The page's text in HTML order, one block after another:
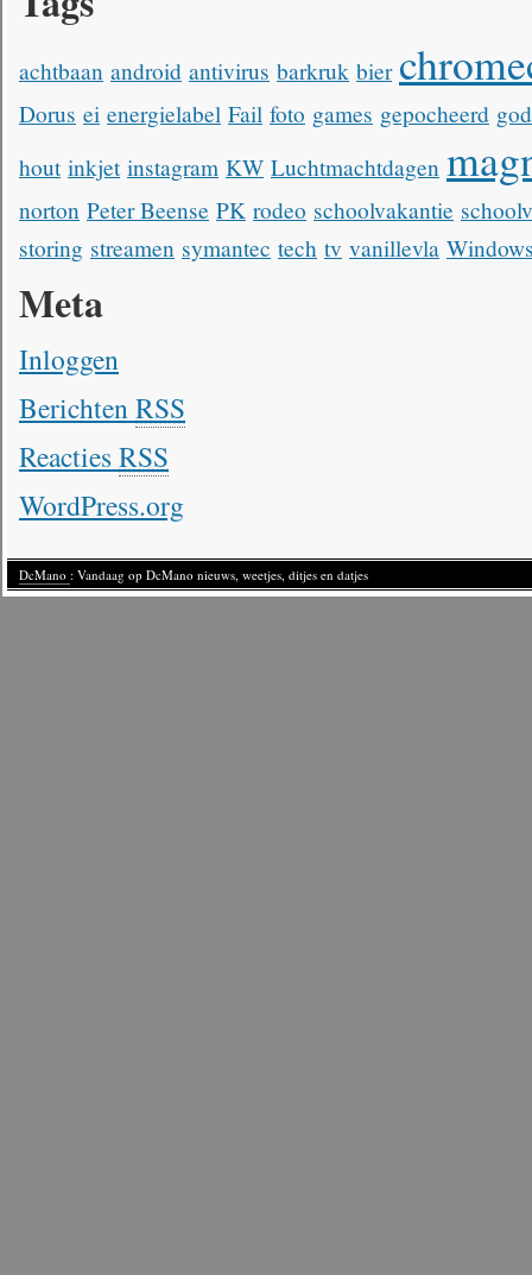
achtbaan android antivirus barkruk bier
Dorus ei energielabel Fail foto games gepocheerd
hout inkjet instagram KW Luchtmachtdagen
norton Peter Beense PK rodeo schoolvakantie
storing streamen symantec tech tv vanillevla
Meta
Inloggen
BerichtenRSS
Reacties RSS
WordPress.org
DcMano : Vandaag op DcMano nieuws, weetjes, ditjes en datjes